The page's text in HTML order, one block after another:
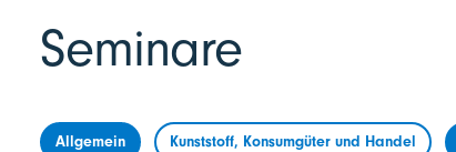
Seminare
Allgemein Kunststoff, Konsumgüter und Handel